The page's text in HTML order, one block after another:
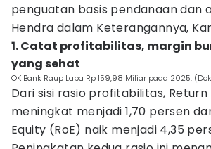
penguatan basis pendanaan dan
Hendra dalam Keterangannya,
1. Catat profitabilitas, margin
yang sehat
OK Bank Raup Laba Rp 159,98 Miliar pada 2025.
Dari sisi rasio profitabilitas,
meningkat menjadi 1,70 persen
Equity (RoE) naik menjadi 4,35